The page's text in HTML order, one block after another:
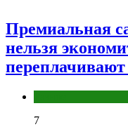
Премиальная
нельзя
переплачивают
7